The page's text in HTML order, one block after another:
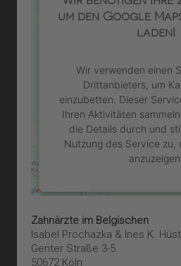
um den Google
laden!
Wir verwenden einen
Drittanbieters, um
einzubetten. Dieser
Ihren Aktivitäten
die Details durch und
Nutzung des Service zu,
Mehr
Akzeptieren
powered by
Zahnärzte im Belgischen
Isabel Prochazka & Ines K.
Genter Straße 3-5
50672 Köln